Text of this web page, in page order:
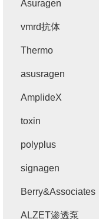
Asuragen
vmrd抗体
Thermo
asusragen
AmplideX
toxin
polyplus
signagen
Berry&Associates
ALZET渗透泵